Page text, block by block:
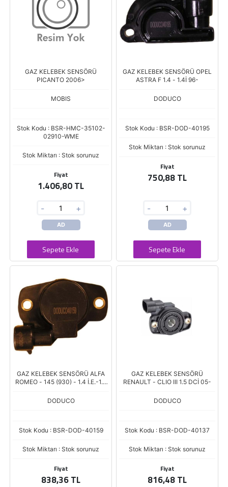
GAZ KELEBEK SENSÖRÜ
PICANTO 2006>
MOBIS
Stok Kodu : BSR-HMC-35102-
02910-WME
Stok Miktarı : Stok sorunuz
Fiyat
1.406,80 TL
- +
AD
Sepete Ekle
GAZ KELEBEK SENSÖRÜ OPEL
ASTRA F 1.4 - 1.4İ 96-
DODUCO
Stok Kodu : BSR-DOD-40195
Stok Miktarı : Stok sorunuz
Fiyat
750,88 TL
- +
AD
Sepete Ekle
GAZ KELEBEK SENSÖRÜ ALFA
ROMEO - 145 (930) - 1.4 İ.E.-1.6
(930) - 1.4 İ
DODUCO
Stok Kodu : BSR-DOD-40159
Stok Miktarı : Stok sorunuz
Fiyat
838,36 TL
GAZ KELEBEK SENSÖRÜ
RENAULT - CLIO III 1.5 DCİ 05-
DODUCO
Stok Kodu : BSR-DOD-40137
Stok Miktarı : Stok sorunuz
Fiyat
816,48 TL